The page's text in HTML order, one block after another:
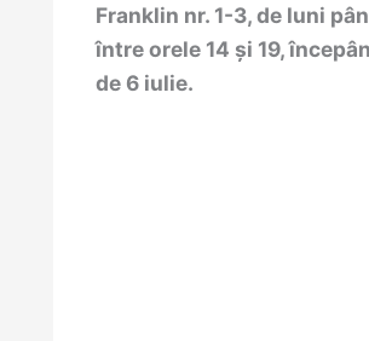
Franklin nr. 1-3, de luni
între orele 14 și 19,
de 6 iulie.